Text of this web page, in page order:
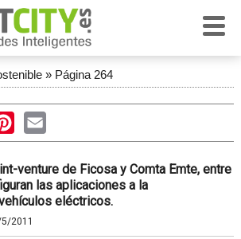
» Página 264
PinterestEmail
venture de Ficosa y Comta Emte, entre
las aplicaciones a la
eléctricos.
2011